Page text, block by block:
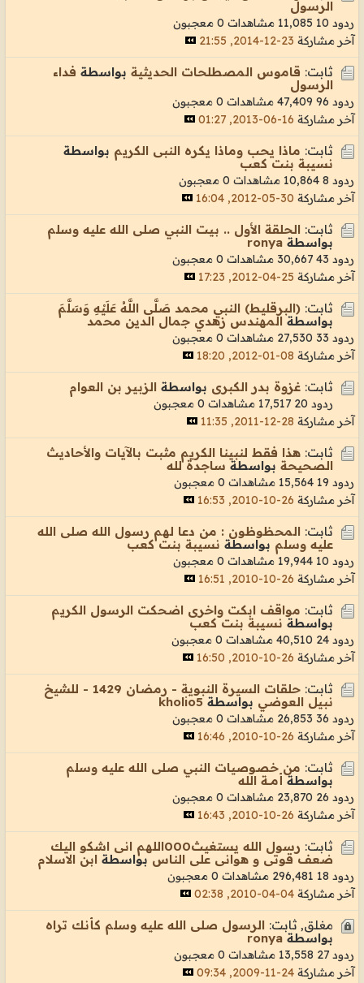
الرسول
ردود 10 11,085 مشاهدات
0 معجبون
آخر مشاركة 23-12-2014, 21:55
ثابت: قاموس المصطلحات الحديثية بواسطة فداء
الرسول
ردود 96 47,409 مشاهدات
0 معجبون
آخر مشاركة 16-06-2013, 01:27
ثابت: ماذا يحب وماذا يكره النبى الكريم بواسطة
نسيبة بنت كعب
ردود 8 10,864 مشاهدات
0 معجبون
آخر مشاركة 30-05-2012, 16:04
ثابت: الحلقة الأول .. بيت النبي صلى الله عليه وسلم
بواسطة ronya
ردود 43 30,667 مشاهدات
0 معجبون
آخر مشاركة 25-04-2012, 17:23
ثابت: (البرقليط) النبي محمد صَلَّى اللَّهُ عَلَيْهِ وَسَلَّمَ
بواسطة المهندس زهدي جمال الدين محمد
ردود 33 27,530 مشاهدات
0 معجبون
آخر مشاركة 08-01-2012, 18:20
ثابت: غزوة بدر الكبرى بواسطة الزبير بن العوام
ردود 20 17,517 مشاهدات
0 معجبون
آخر مشاركة 28-12-2011, 11:35
ثابت: هذا فقط لنبينا الكريم مثبت بالآيات والأحاديث
الصحيحة بواسطة ساجدة لله
ردود 19 15,564 مشاهدات
0 معجبون
آخر مشاركة 26-10-2010, 16:53
ثابت: المحظوظون : من دعا لهم رسول الله صلى الله
عليه وسلم بواسطة نسيبة بنت كعب
ردود 10 19,944 مشاهدات
0 معجبون
آخر مشاركة 26-10-2010, 16:51
ثابت: مواقف ابكت واخرى اضحكت الرسول الكريم
بواسطة نسيبة بنت كعب
ردود 24 40,510 مشاهدات
0 معجبون
آخر مشاركة 26-10-2010, 16:50
ثابت:
حلقات السيرة النبوية - رمضان 1429 - للشيخ
نبيل العوضي بواسطةkholio5
ردود 36 26,853 مشاهدات
0 معجبون
آخر مشاركة 26-10-2010, 16:46
ثابت: من خصوصيات النبي صلى الله عليه وسلم
بواسطة أمـــة الله
ردود 26 23,870 مشاهدات
0 معجبون
آخر مشاركة 26-10-2010, 16:43
ثابت:
رسول الله يستغيث000اللهم انى اشكو اليك
ضعف قوتى و هوانى على الناس بواسطة ابن الاسلام
ردود 18 296,481 مشاهدات
0 معجبون
آخر مشاركة 04-04-2010, 02:38
مغلق, ثابت: الرسول صلى الله عليه وسلم كأنك تراه
بواسطةronya
ردود 27 13,558 مشاهدات
0 معجبون
آخر مشاركة 24-11-2009, 09:34